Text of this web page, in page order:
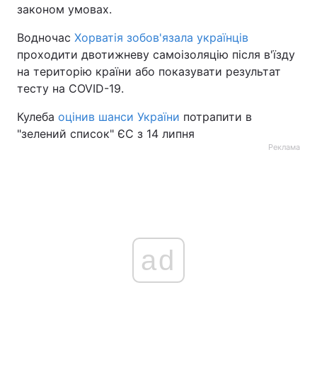
законом умовах.
Водночас Хорватія зобов'язала українців
проходити двотижневу самоізоляцію після в'їзду
на територію країни або показувати результат
тесту на COVID-19.
Кулеба оцінив шанси України потрапити в
"зелений список" ЄС з 14 липня
Реклама
ad